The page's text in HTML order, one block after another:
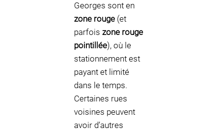
Georges sont en
zone rouge (et
parfois zone rouge
pointillée), où le
stationnement est
payant et limité
dans le temps.
Certaines rues
voisines peuvent
avoir d’autres